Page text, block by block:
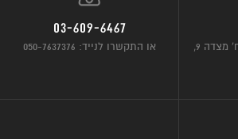
מגדל בסר 3, קומה 35, רח’ מצדה 9,
03-609-6467
או התקשרו לנייד: 050-7637376